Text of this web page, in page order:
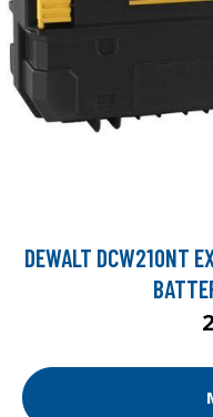
DEWALT DCW210NT